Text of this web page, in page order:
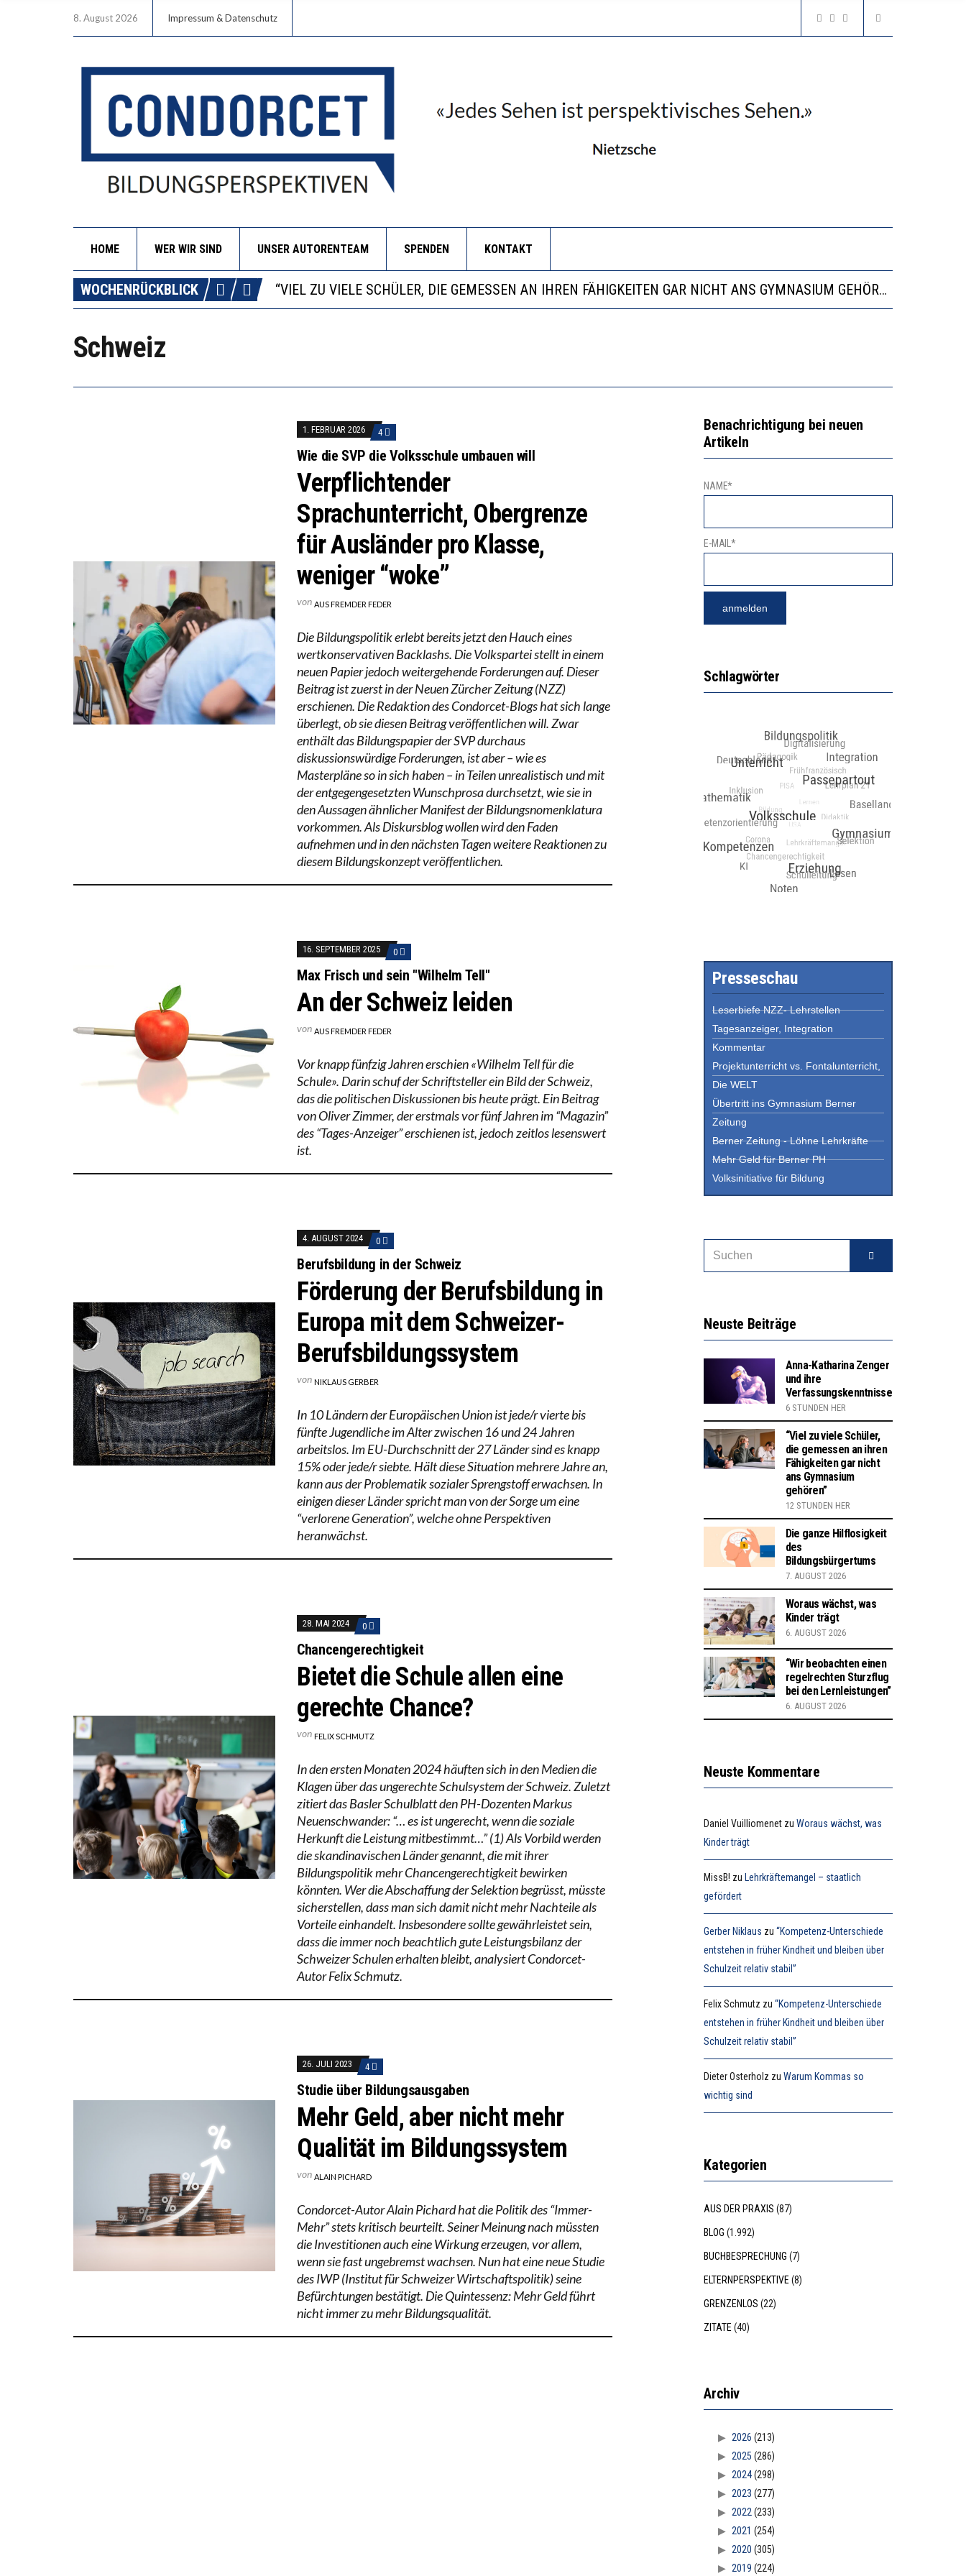
8. August 2026 Impressum & Datenschutz
HOME WER WIR SIND UNSER AUTORENTEAM SPENDEN KONTAKT
WOCHENRÜCKBLICK
“WIR BEOBACHTEN EINEN REGELRECHTEN STURZFLUG BEI DEN LERNLEISTUNGEN”
ANNA-KATHARINA ZENGER UND IHRE VERFASSUNGSKENNTNISSE
“VIEL ZU VIELE SCHÜLER, DIE GEMESSEN AN IHREN FÄHIGKEITEN GAR NICHT ANS GYMNASIUM GEHÖREN”
DIE GANZE HILFLOSIGKEIT DES BILDUNGSBÜRGERTUMS
Schweiz
1. FEBRUAR 2026 4
Wie die SVP die Volksschule umbauen will
Verpflichtender
Sprachunterricht, Obergrenze
für Ausländer pro Klasse,
weniger “woke”
von AUS FREMDER FEDER
Die Bildungspolitik erlebt bereits jetzt den Hauch eines
wertkonservativen Backlashs. Die Volkspartei stellt in einem
neuen Papier jedoch weitergehende Forderungen auf. Dieser
Beitrag ist zuerst in der Neuen Zürcher Zeitung (NZZ)
erschienen. Die Redaktion des Condorcet-Blogs hat sich lange
überlegt, ob sie diesen Beitrag veröffentlichen will. Zwar
enthält das Bildungspapier der SVP durchaus
diskussionswürdige Forderungen, ist aber – wie es
Masterpläne so in sich haben – in Teilen unrealistisch und mit
der entgegengesetzten Wunschprosa durchsetzt, wie sie in
den Aussagen ähnlicher Manifest der Bildungsnomenklatura
vorkommen. Als Diskursblog wollen wird den Faden
aufnehmen und in den nächsten Tagen weitere Reaktionen zu
diesem Bildungskonzept veröffentlichen.
16. SEPTEMBER 2025 0
Max Frisch und sein "Wilhelm Tell"
An der Schweiz leiden
von AUS FREMDER FEDER
Vor knapp fünfzig Jahren erschien «Wilhelm Tell für die
Schule». Darin schuf der Schriftsteller ein Bild der Schweiz,
das die politischen Diskussionen bis heute prägt. Ein Beitrag
von Oliver Zimmer, der erstmals vor fünf Jahren im “Magazin”
des “Tages-Anzeiger” erschienen ist, jedoch zeitlos lesenswert
ist.
4. AUGUST 2024 0
Berufsbildung in der Schweiz
Förderung der Berufsbildung in
Europa mit dem Schweizer-
Berufsbildungssystem
von NIKLAUS GERBER
In 10 Ländern der Europäischen Union ist jede/r vierte bis
fünfte Jugendliche im Alter zwischen 16 und 24 Jahren
arbeitslos. Im EU-Durchschnitt der 27 Länder sind es knapp
15% oder jede/r siebte. Hält diese Situation mehrere Jahre an,
kann aus der Problematik sozialer Sprengstoff erwachsen. In
einigen dieser Länder spricht man von der Sorge um eine
“verlorene Generation”, welche ohne Perspektiven
heranwächst.
28. MAI 2024 0
Chancengerechtigkeit
Bietet die Schule allen eine
gerechte Chance?
von FELIX SCHMUTZ
In den ersten Monaten 2024 häuften sich in den Medien die
Klagen über das ungerechte Schulsystem der Schweiz. Zuletzt
zitiert das Basler Schulblatt den PH-Dozenten Markus
Neuenschwander: “… es ist ungerecht, wenn die soziale
Herkunft die Leistung mitbestimmt…” (1) Als Vorbild werden
die skandinavischen Länder genannt, die mit ihrer
Bildungspolitik mehr Chancengerechtigkeit bewirken
könnten. Wer die Abschaffung der Selektion begrüsst, müsste
sicherstellen, dass man sich damit nicht mehr Nachteile als
Vorteile einhandelt. Insbesondere sollte gewährleistet sein,
dass die immer noch beachtlich gute Leistungsbilanz der
Schweizer Schulen erhalten bleibt, analysiert Condorcet-
Autor Felix Schmutz.
26. JULI 2023 4
Studie über Bildungsausgaben
Mehr Geld, aber nicht mehr
Qualität im Bildungssystem
von ALAIN PICHARD
Condorcet-Autor Alain Pichard hat die Politik des “Immer-
Mehr” stets kritisch beurteilt. Seiner Meinung nach müssten
die Investitionen auch eine Wirkung erzeugen, vor allem,
wenn sie fast ungebremst wachsen. Nun hat eine neue Studie
des IWP (Institut für Schweizer Wirtschaftspolitik) seine
Befürchtungen bestätigt. Die Quintessenz: Mehr Geld führt
nicht immer zu mehr Bildungsqualität.
Benachrichtigung bei neuen
Artikeln
NAME*
E-MAIL*
Schlagwörter
Presseschau
Leserbiefe NZZ- Lehrstellen
Tagesanzeiger, Integration
Kommentar
Projektunterricht vs. Fontalunterricht,
Die WELT
Übertritt ins Gymnasium Berner
Zeitung
Berner Zeitung - Löhne Lehrkräfte
Mehr Geld für Berner PH
Volksinitiative für Bildung
Neuste Beiträge
Anna-Katharina Zenger
und ihre
Verfassungskenntnisse
6 STUNDEN HER
“Viel zu viele Schüler,
die gemessen an ihren
Fähigkeiten gar nicht
ans Gymnasium
gehören”
12 STUNDEN HER
Die ganze Hilflosigkeit
des
Bildungsbürgertums
7. AUGUST 2026
Woraus wächst, was
Kinder trägt
6. AUGUST 2026
“Wir beobachten einen
regelrechten Sturzflug
bei den Lernleistungen”
6. AUGUST 2026
Neuste Kommentare
Daniel Vuilliomenet zuWoraus wächst, was
Kinder trägt
MissB! zu Lehrkräftemangel – staatlich
gefördert
Gerber Niklaus zu“Kompetenz-Unterschiede
entstehen in früher Kindheit und bleiben über
Schulzeit relativ stabil”
Felix Schmutz zu“Kompetenz-Unterschiede
entstehen in früher Kindheit und bleiben über
Schulzeit relativ stabil”
Dieter Osterholz zuWarum Kommas so
wichtig sind
Kategorien
AUS DER PRAXIS (87)
BLOG (1.992)
BUCHBESPRECHUNG (7)
ELTERNPERSPEKTIVE(8)
GRENZENLOS (22)
ZITATE(40)
Archiv
2026 (213)
2025 (286)
2024(298)
2023 (277)
2022(233)
2021 (254)
2020 (305)
2019 (224)